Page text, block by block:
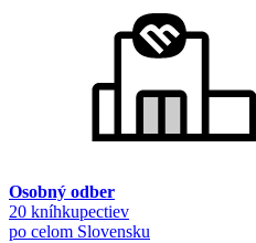
Osobný odber
20 kníhkupectiev
po celom Slovensku